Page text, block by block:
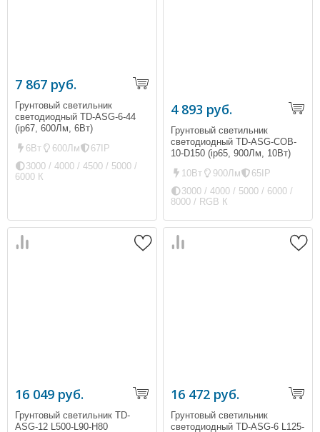
7 867 руб.
Грунтовый светильник
светодиодный TD-ASG-6-44
(ip67, 600Лм, 6Вт)
6Вт
600Лм
67IP
3000 / 4000 / 4500 / 5000 /
6000 К
4 893 руб.
Грунтовый светильник
светодиодный TD-ASG-COB-
10-D150 (ip65, 900Лм, 10Вт)
10Вт
900Лм
65IP
3000 / 4000 / 5000 / 6000 /
8000 / RGB К
16 049 руб.
Грунтовый светильник TD-
ASG-12 L500-L90-H80
16 472 руб.
Грунтовый светильник
светодиодный TD-ASG-6 L125-